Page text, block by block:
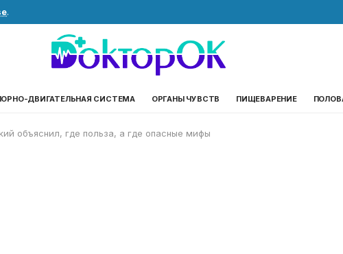
.
ДВИГАТЕЛЬНАЯ СИСТЕМА ОРГАНЫ ЧУВСТВ ПИЩЕВАРЕНИЕ
объяснил, где польза, а где опасные мифы